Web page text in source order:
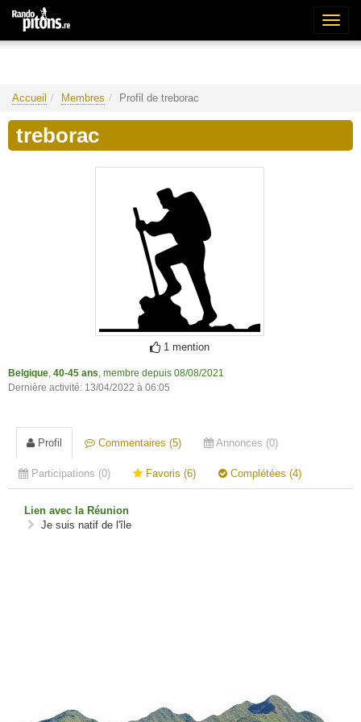
Accueil Membres Profil de treborac
treborac
1 mention
Belgique 40-45 ans , membre depuis 08/08/2021
Dernière activité: 13/04/2022 à 06:05
Profil Commentaires (5) Annonces (0)
Participations (0) Favoris (6) Complétées (4)
Lien avec la Réunion
Je suis natif de l'île